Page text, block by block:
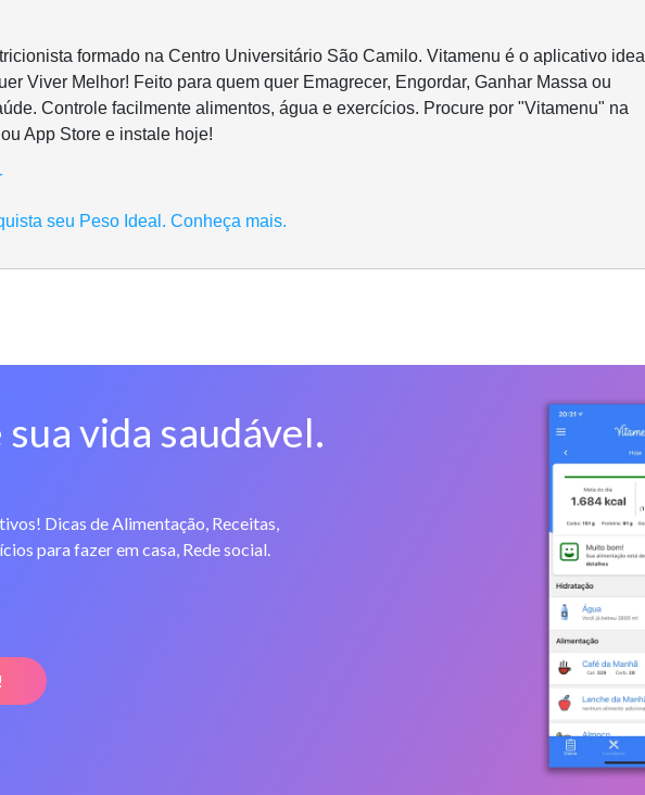
formado na Centro Universitário São Camilo. Vitamenu é o aplicativo ideal
Viver Melhor! Feito para quem quer Emagrecer, Engordar, Ganhar Massa ou
Controle facilmente alimentos, água e exercícios. Procure por "Vitamenu" na
App Store e instale hoje!
seu Peso Ideal. Conheça mais.
vida saudável.
Dicas de Alimentação, Receitas,
para fazer em casa, Rede social.